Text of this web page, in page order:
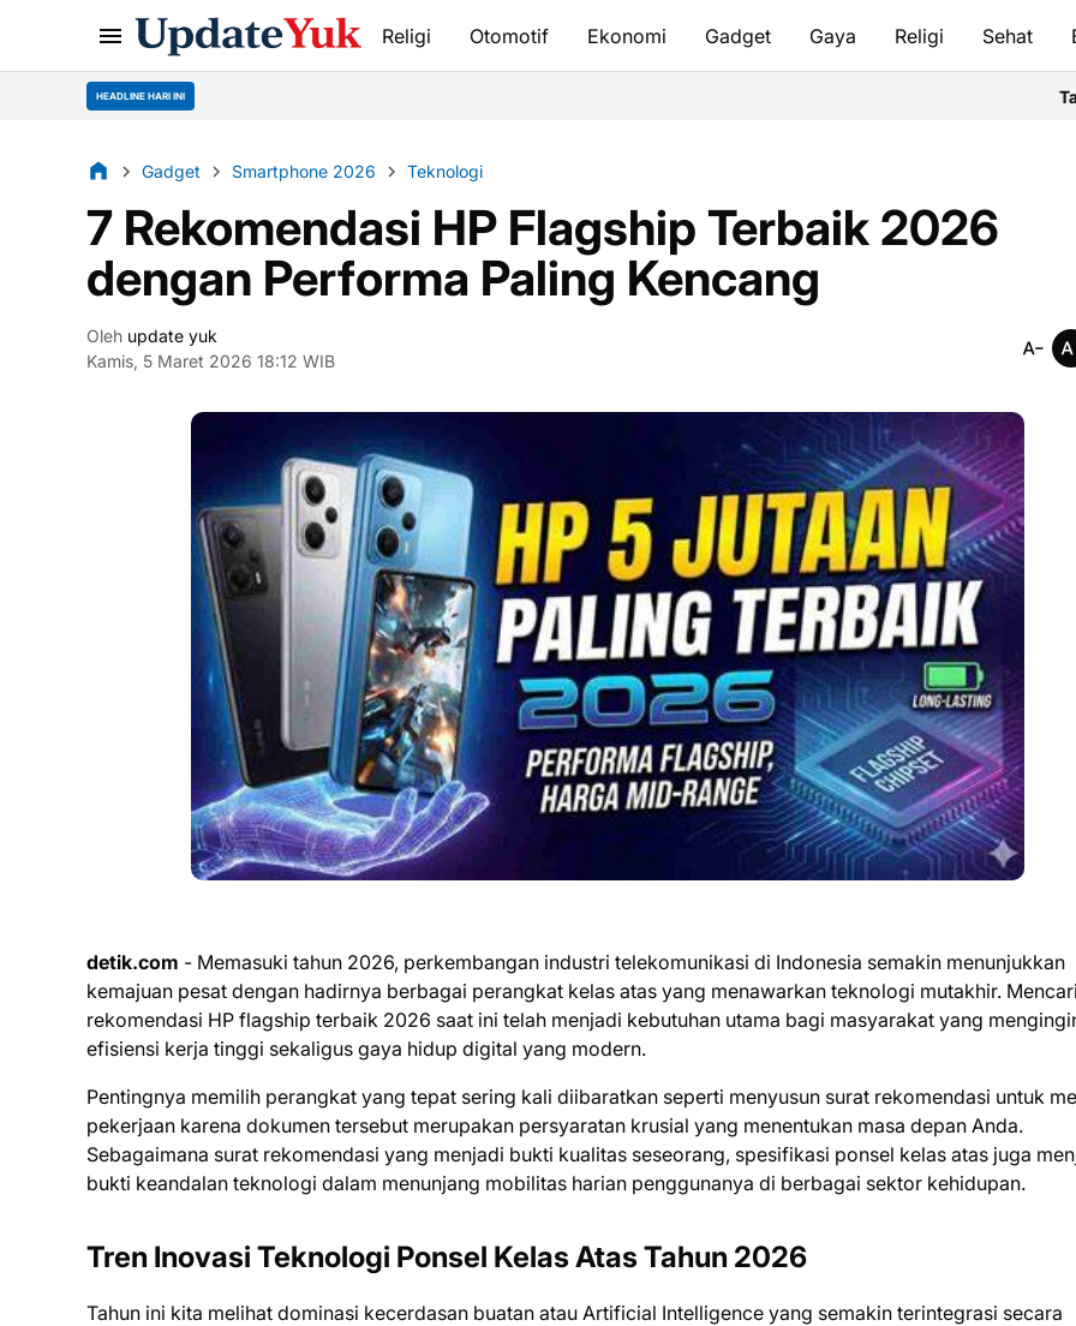
Religi Otomotif Ekonomi Gadget Gaya Religi Sehat
HEADLINE HARI INI Tata Cara
Gadget Smartphone 2026 Teknologi
7 Rekomendasi HP Flagship Terbaik 2026
dengan Performa Paling Kencang
Oleh update yuk
Kamis, 5 Maret 2026 18:12 WIB
detik.com - Memasuki tahun 2026, perkembangan industri telekomunikasi di Indonesia semakin menunjukkan
kemajuan pesat dengan hadirnya berbagai perangkat kelas atas yang menawarkan teknologi mutakhir. Mencari
rekomendasi HP flagship terbaik 2026 saat ini telah menjadi kebutuhan utama bagi masyarakat yang
efisiensi kerja tinggi sekaligus gaya hidup digital yang modern.
Pentingnya memilih perangkat yang tepat sering kali diibaratkan seperti menyusun surat rekomendasi untuk
pekerjaan karena dokumen tersebut merupakan persyaratan krusial yang menentukan masa depan Anda.
Sebagaimana surat rekomendasi yang menjadi bukti kualitas seseorang, spesifikasi ponsel kelas atas juga
bukti keandalan teknologi dalam menunjang mobilitas harian penggunanya di berbagai sektor kehidupan.
Tren Inovasi Teknologi Ponsel Kelas Atas Tahun 2026
Tahun ini kita melihat dominasi kecerdasan buatan atau Artificial Intelligence yang semakin terintegrasi secara